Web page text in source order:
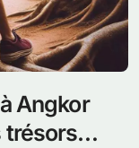
Angkor
trésors